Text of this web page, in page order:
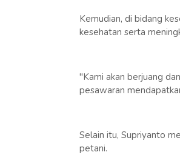
Kemudian, di bidang
kesehatan serta
"Kami akan berjuang
pesawaran
Selain itu, Supriyanto
petani.